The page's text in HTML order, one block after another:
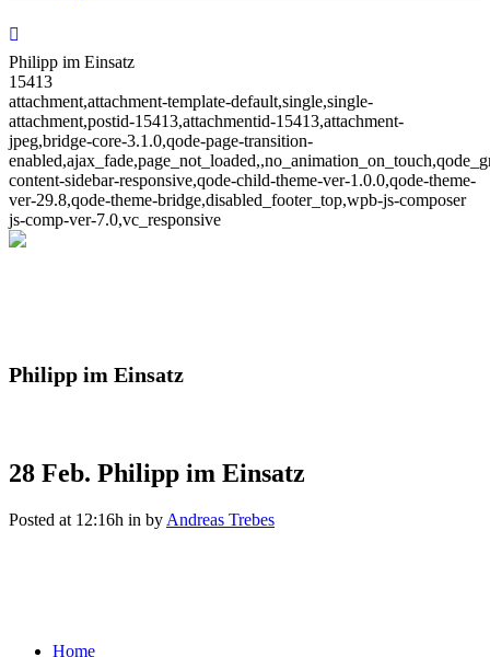
Philipp im Einsatz
15413
attachment,attachment-template-default,single,single-
attachment,postid-15413,attachmentid-15413,attachment-
jpeg,bridge-core-3.1.0,qode-page-transition-
content-sidebar-responsive,qode-child-theme-ver-1.0.0,qode-theme-
ver-29.8,qode-theme-bridge,disabled_footer_top,wpb-js-composer
js-comp-ver-7.0,vc_responsive
Philipp im Einsatz
28 Feb. Philipp im Einsatz
Posted at 12:16h in by Andreas Trebes
Home